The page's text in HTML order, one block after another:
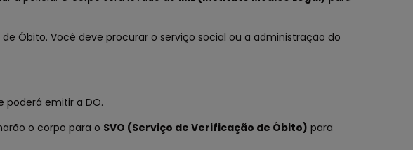
Óbito. Você deve procurar o serviço social ou a administração do
poderá emitir a DO.
o corpo para o SVO (Serviço de Verificação de Óbito) para